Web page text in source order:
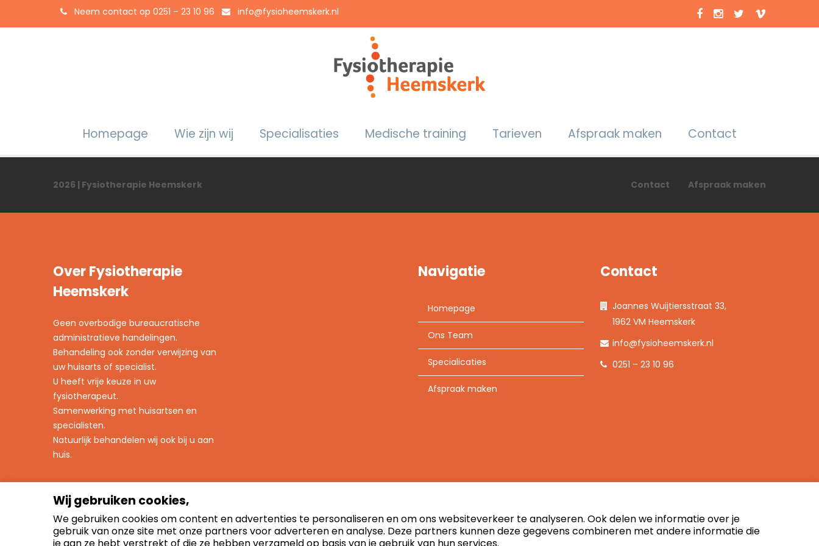
Neem contact op 0251 – 23 10 96 info@fysioheemskerk.nl
Homepage Wie zijn wij Specialisaties Medische training Tarieven Afspraak maken Contact
2026 | Fysiotherapie Heemskerk Contact Afspraak maken
Over Fysiotherapie
Heemskerk
Geen overbodige bureaucratische
administratieve handelingen.
Behandeling ook zonder verwijzing van
uw huisarts of specialist.
U heeft vrije keuze in uw
fysiotherapeut.
Samenwerking met huisartsen en
specialisten.
Natuurlijk behandelen wij ook bij u aan
huis.
Navigatie
Homepage
Ons Team
Specialicaties
Afspraak maken
Contact
Joannes Wuijtiersstraat 33,
1962 VM Heemskerk
info@fysioheemskerk.nl
0251 – 23 10 96
Wij gebruiken cookies,
We gebruiken cookies om content en advertenties te personaliseren en om ons websiteverkeer te analyseren. Ook delen we informatie over je
gebruik van onze site met onze partners voor adverteren en analyse. Deze partners kunnen deze gegevens combineren met andere informatie die